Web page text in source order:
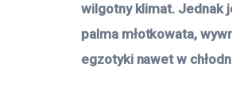
wilgotny klimat. Jednak
palma młotkowata,
egzotyki nawet w